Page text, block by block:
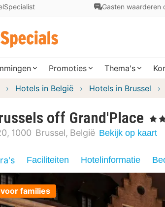
Gasten waarderen
Promoties Thema's
Hotels in België Hotels in Brussel
off Grand'Place , 4
1000 Brussel België Bekijk op kaart
Faciliteiten Hotelinformatie
families